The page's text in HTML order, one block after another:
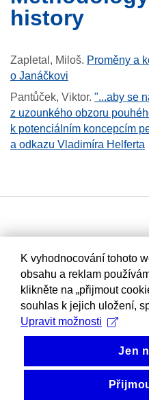
history
Zapletal, Miloš. Proměny a
o Janáčkovi
Pantůček, Viktor. "...aby se
z uzounkého obzoru
k potenciálním koncepcím
a odkazu Vladimíra Helferta
K vyhodnocování tohoto
obsahu a reklam
klikněte na „přijmout
souhlas k jejich uložení,
Upravit možnosti
Jen